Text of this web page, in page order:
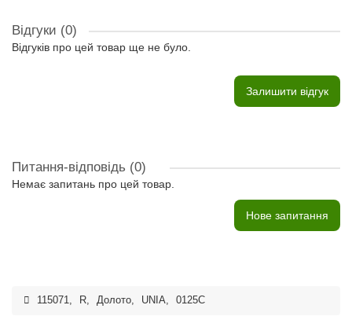
Відгуки (0)
Відгуків про цей товар ще не було.
Залишити відгук
Питання-відповідь (0)
Немає запитань про цей товар.
Нове запитання
115071, R, Долото, UNIA, 0125C